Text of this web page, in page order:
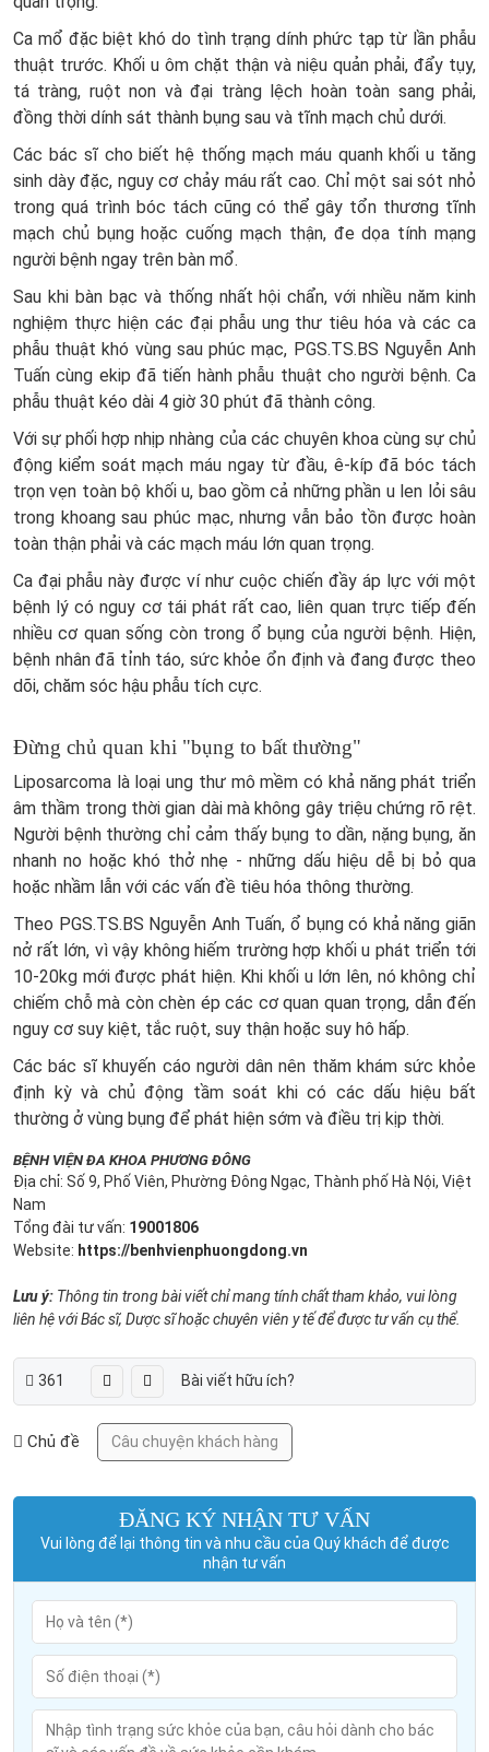
Ca mổ đặc biệt khó do tình trạng dính phức tạp từ lần phẫu
thuật trước. Khối u ôm chặt thận và niệu quản phải, đẩy tụy,
tá tràng, ruột non và đại tràng lệch hoàn toàn sang phải,
đồng thời dính sát thành bụng sau và tĩnh mạch chủ dưới.
Các bác sĩ cho biết hệ thống mạch máu quanh khối u tăng
sinh dày đặc, nguy cơ chảy máu rất cao. Chỉ một sai sót nhỏ
trong quá trình bóc tách cũng có thể gây tổn thương tĩnh
mạch chủ bụng hoặc cuống mạch thận, đe dọa tính mạng
người bệnh ngay trên bàn mổ.
Sau khi bàn bạc và thống nhất hội chẩn, với nhiều năm kinh
nghiệm thực hiện các đại phẫu ung thư tiêu hóa và các ca
phẫu thuật khó vùng sau phúc mạc, PGS.TS.BS Nguyễn Anh
Tuấn cùng ekip đã tiến hành phẫu thuật cho người bệnh. Ca
phẫu thuật kéo dài 4 giờ 30 phút đã thành công.
Với sự phối hợp nhịp nhàng của các chuyên khoa cùng sự chủ
động kiểm soát mạch máu ngay từ đầu, ê-kíp đã bóc tách
trọn vẹn toàn bộ khối u, bao gồm cả những phần u len lỏi sâu
trong khoang sau phúc mạc, nhưng vẫn bảo tồn được hoàn
toàn thận phải và các mạch máu lớn quan trọng.
Ca đại phẫu này được ví như cuộc chiến đầy áp lực với một
bệnh lý có nguy cơ tái phát rất cao, liên quan trực tiếp đến
nhiều cơ quan sống còn trong ổ bụng của người bệnh. Hiện,
bệnh nhân đã tỉnh táo, sức khỏe ổn định và đang được theo
dõi, chăm sóc hậu phẫu tích cực.
Đừng chủ quan khi "bụng to bất thường"
Liposarcoma là loại ung thư mô mềm có khả năng phát triển
âm thầm trong thời gian dài mà không gây triệu chứng rõ rệt.
Người bệnh thường chỉ cảm thấy bụng to dần, nặng bụng, ăn
nhanh no hoặc khó thở nhẹ - những dấu hiệu dễ bị bỏ qua
hoặc nhầm lẫn với các vấn đề tiêu hóa thông thường.
Theo PGS.TS.BS Nguyễn Anh Tuấn, ổ bụng có khả năng giãn
nở rất lớn, vì vậy không hiếm trường hợp khối u phát triển tới
10-20kg mới được phát hiện. Khi khối u lớn lên, nó không chỉ
chiếm chỗ mà còn chèn ép các cơ quan quan trọng, dẫn đến
nguy cơ suy kiệt, tắc ruột, suy thận hoặc suy hô hấp.
Các bác sĩ khuyến cáo người dân nên thăm khám sức khỏe
định kỳ và chủ động tầm soát khi có các dấu hiệu bất
thường ở vùng bụng để phát hiện sớm và điều trị kịp thời.
BỆNH VIỆN ĐA KHOA PHƯƠNG ĐÔNG
Địa chỉ: Số 9, Phố Viên, Phường Đông Ngạc, Thành phố Hà Nội, Việt
Nam
Tổng đài tư vấn: 19001806
Website: https://benhvienphuongdong.vn
Lưu ý: Thông tin trong bài viết chỉ mang tính chất tham khảo, vui lòng
liên hệ với Bác sĩ, Dược sĩ hoặc chuyên viên y tế để được tư vấn cụ thể.
361 Bài viết hữu ích?
Chủ đề Câu chuyện khách hàng
ĐĂNG KÝ NHẬN TƯ VẤN
Vui lòng để lại thông tin và nhu cầu của Quý khách để được
nhận tư vấn